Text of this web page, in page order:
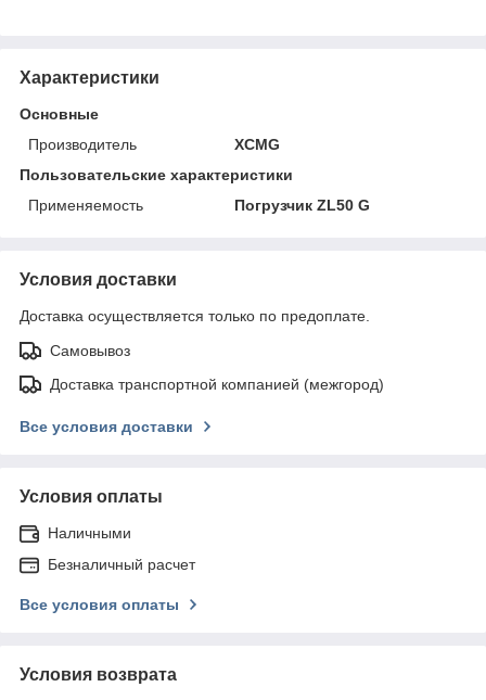
Характеристики
Основные
Производитель
XCMG
Пользовательские характеристики
Применяемость
Погрузчик ZL50 G
Условия доставки
Доставка осуществляется только по предоплате.
Самовывоз
Доставка транспортной компанией (межгород)
Все условия доставки
Условия оплаты
Наличными
Безналичный расчет
Все условия оплаты
Условия возврата